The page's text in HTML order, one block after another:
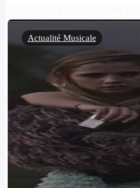
Actualité Musicale